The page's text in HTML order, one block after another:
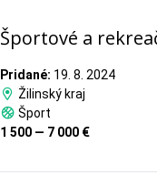
Športové a
Pridané: 19. 8. 2024
Žilinský kraj
Šport
1 500 — 7 000 €